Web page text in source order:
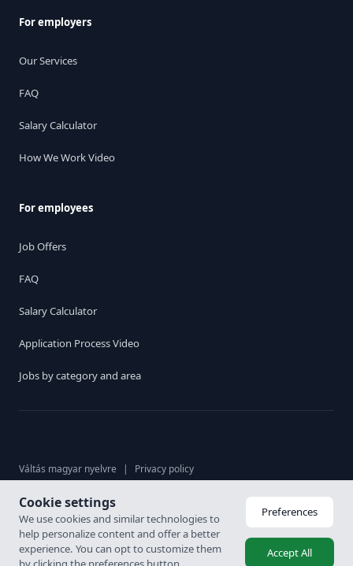
For employers
Our Services
FAQ
Salary Calculator
How We Work Video
For employees
Job Offers
FAQ
Salary Calculator
Application Process Video
Jobs by category and area
Váltás magyar nyelvre | Privacy policy
© 2026. Karrier Hungária Ltd, All rights reserved. Labour brokerage
licence: 6926-4/2007-5100-478
Cookie settings
We use cookies and similar technologies to
help personalize content and offer a better
experience. You can opt to customize them
Preferences
Accept All